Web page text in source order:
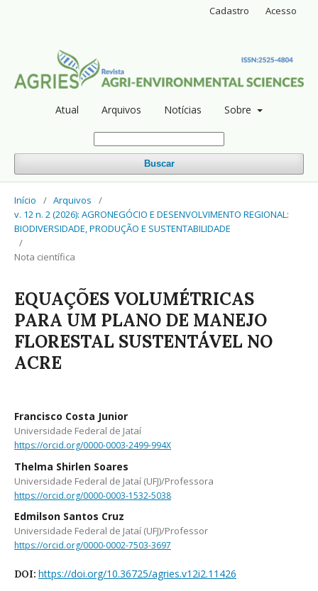
Atual Arquivos Notícias Sobre
Buscar
Cadastro Acesso
Início / Arquivos
/
v. 12 n. 2 (2026): AGRONEGÓCIO E DESENVOLVIMENTO REGIONAL:
BIODIVERSIDADE, PRODUÇÃO E SUSTENTABILIDADE
/
Nota científica
EQUAÇÕES VOLUMÉTRICAS
PARA UM PLANO DE MANEJO
FLORESTAL SUSTENTÁVEL NO
ACRE
Francisco Costa Junior
Universidade Federal de Jataí
https://orcid.org/0000-0003-2499-994X
Thelma Shirlen Soares
Universidade Federal de Jataí (UFJ)/Professora
https://orcid.org/0000-0003-1532-5038
Edmilson Santos Cruz
Universidade Federal de Jataí (UFJ)/Professor
https://orcid.org/0000-0002-7503-3697
DOI: https://doi.org/10.36725/agries.v12i2.11426